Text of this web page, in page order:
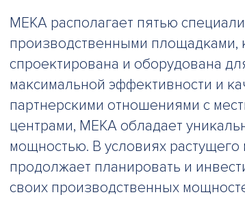
MEKA располагает пятью
производственными площадками,
спроектирована и оборудована
максимальной эффективности и
партнерскими отношениями с
центрами, MEKA обладает
мощностью. В условиях растущего
продолжает планировать и
своих производственных